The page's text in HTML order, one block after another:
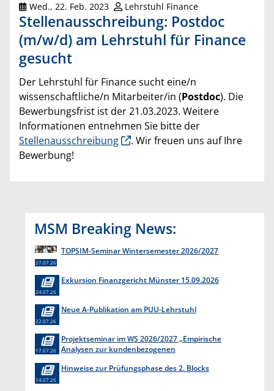
Wed., 22. Feb. 2023 Lehrstuhl Finance
Stellenausschreibung: Postdoc
(m/w/d) am Lehrstuhl für Finance
gesucht
Der Lehrstuhl für Finance sucht eine/n
wissenschaftliche/n Mitarbeiter/in (Postdoc). Die
Bewerbungsfrist ist der 21.03.2023. Weitere
Informationen entnehmen Sie bitte der
Stellenausschreibung
. Wir freuen uns auf Ihre
Bewerbung!
MSM Breaking News:
TOPSIM-Seminar Wintersemester 2026/2027
27.07.26
Exkursion Finanzgericht Münster 15.09.2026
24.07.26
Neue A-Publikation am PUU-Lehrstuhl
22.07.26
Projektseminar im WS 2026/2027 „Empirische
Analysen zur kundenbezogenen
17.07.26
Hinweise zur Prüfungsphase des 2. Blocks
14.07.26